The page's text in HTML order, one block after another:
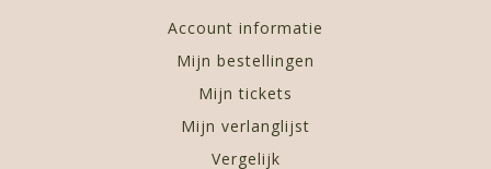
Account informatie
Mijn bestellingen
Mijn tickets
Mijn verlanglijst
Vergelijk